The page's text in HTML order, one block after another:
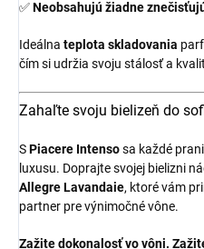
✅Neobsahujú žiadne
Ideálna teplota skladovania
čím si udržia svoju stálosť a
Zahaľte svoju bielizeň do
SPiacere Intensosa každé
luxusu. Doprajte svojej bielizni
Allegre Lavandaie, ktoré vám
partner pre výnimočné vône.
Zažite dokonalosť vo vôni.